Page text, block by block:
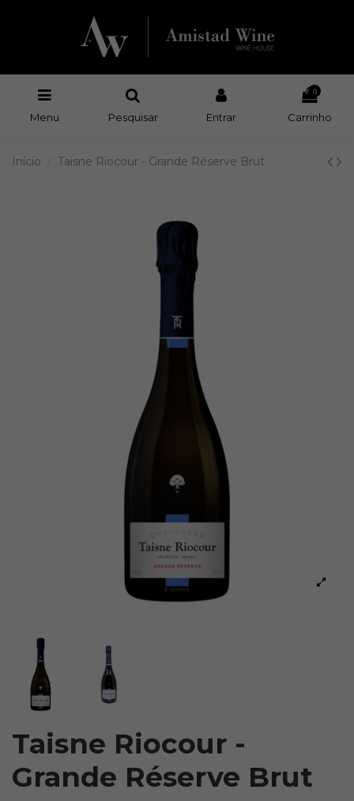
Menu Pesquisar Entrar
0
Carrinho
Início Taisne Riocour - Grande Réserve Brut
Taisne Riocour -
Grande Réserve Brut